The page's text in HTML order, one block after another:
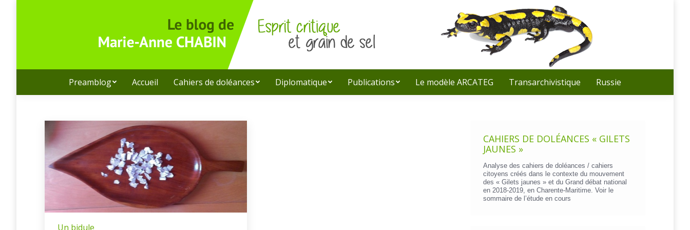
Recherche
:
Preamblog Accueil Cahiers de doléances Diplomatique Publications Le modèle ARCATEG Transarchivistique Russie
Un bidule
CAHIERS DE DOLÉANCES « GILETS
JAUNES »
Analyse des cahiers de doléances / cahiers
citoyens créés dans le contexte du mouvement
des « Gilets jaunes » et du Grand débat national
en 2018-2019, en Charente-Maritime. Voir le
sommaire de l’étude en cours